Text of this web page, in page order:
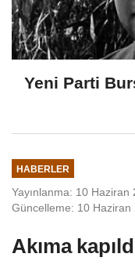
Yeni Parti
HABERLER
Yayınlanma: 10 Haziran
Güncelleme: 10 Haziran
Akıma